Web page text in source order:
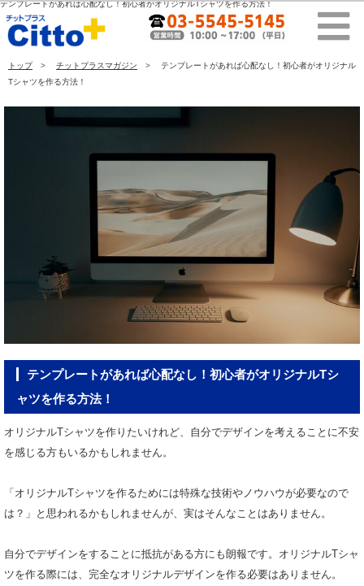
テンプレートがあれば心配なし！初心者がオリジナルTシャツを作る方法！
トップ チットプラスマガジン
テンプレートがあれば心配なし！初心者がオリジナル
Tシャツを作る方法！
テンプレートがあれば心配なし！初心者がオリジナルTシ
ャツを作る方法！
オリジナルTシャツを作りたいけれど、自分でデザインを考えることに不安
を感じる方もいるかもしれません。
「オリジナルTシャツを作るためには特殊な技術やノウハウが必要なので
は？」と思われるかもしれませんが、実はそんなことはありません。
自分でデザインをすることに抵抗がある方にも朗報です。オリジナルTシャ
ツを作る際には、完全なオリジナルデザインを作る必要はありません。